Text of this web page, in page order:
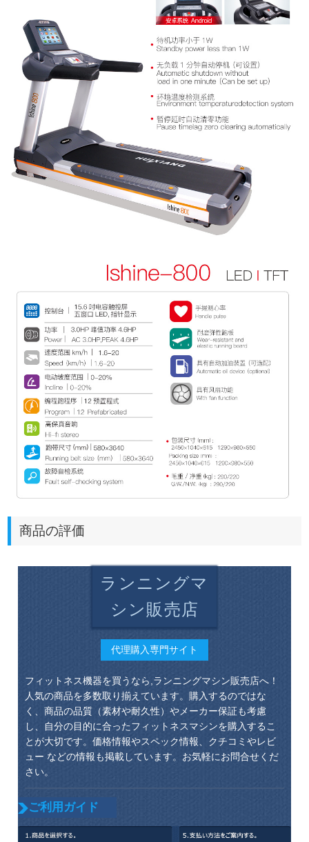
商品の評価
ランニングマ
シン販売店
代理購入専門サイト
フィットネス機器を買うなら,ランニングマシン販売店へ！
人気の商品を多数取り揃えています。購入するのではな
く、商品の品質（素材や耐久性）やメーカー保証も考慮
し、自分の目的に合ったフィットネスマシンを購入するこ
とが大切です。価格情報やスペック情報、クチコミやレビ
ュー などの情報も掲載しています。お気軽にお問合せくだ
さい。
ご利用ガイド